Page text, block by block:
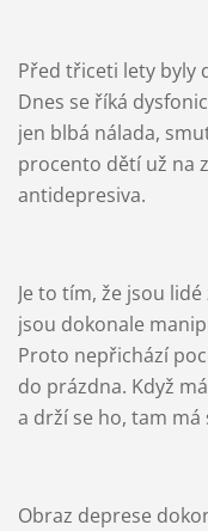
Před třiceti lety byly
Dnes se říká
jen blbá nálada,
procento dětí už na
antidepresiva.
Je to tím, že jsou
jsou dokonale
Proto nepřichází
do prázdna. Když
a drží se ho, tam
Obraz deprese